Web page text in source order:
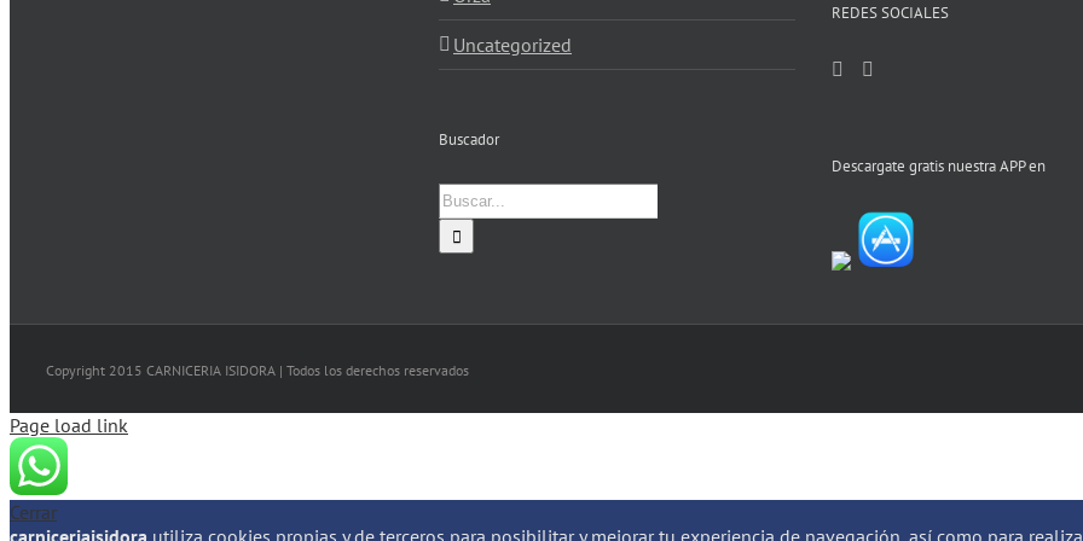
Uncategorized
Buscador
Buscar:
REDES SOCIALES
Descargate gratis nuestra APP en
Copyright 2015 CARNICERIA ISIDORA | Todos los derechos reservados
Page load link
Cerrar